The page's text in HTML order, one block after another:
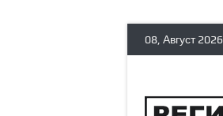
08, Август 2026